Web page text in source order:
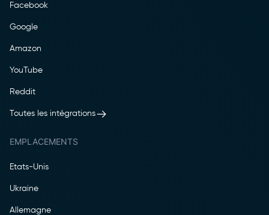
Facebook
Google
Amazon
YouTube
Reddit
Toutes les intégrations
EMPLACEMENTS
Etats-Unis
Ukraine
Allemagne